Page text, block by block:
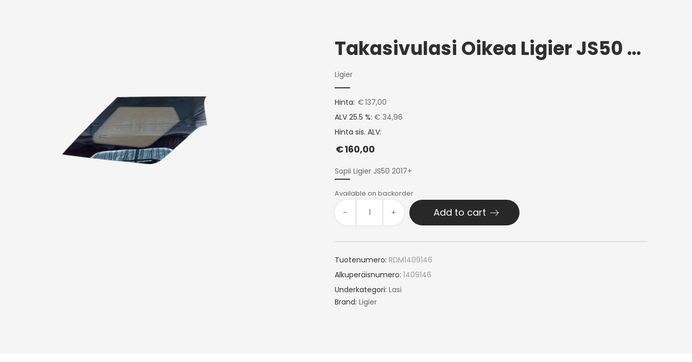
Takasivulasi Oikea Ligier JS50 2017+
Ligier
Hinta: €137,00
ALV 25.5 %: € 34,96
Hinta sis. ALV:
€160,00
Sopii Ligier JS50 2017+
Available on backorder
- + Add to cart
Tuotenumero: RDM1409146
Alkuperäisnumero: 1409146
Underkategori: Lasi
Brand: Ligier